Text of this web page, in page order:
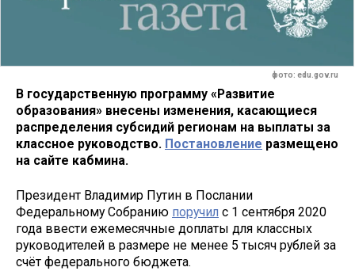
фото: edu.gov.ru
В государственную программу «Развитие
образования» внесены изменения, касающиеся
распределения субсидий регионам на выплаты за
классное руководство. Постановление размещено
на сайте кабмина.
Президент Владимир Путин в Послании
Федеральному Собранию поручил с 1 сентября 2020
года ввести ежемесячные доплаты для классных
руководителей в размере не менее 5 тысяч рублей за
счёт федерального бюджета.